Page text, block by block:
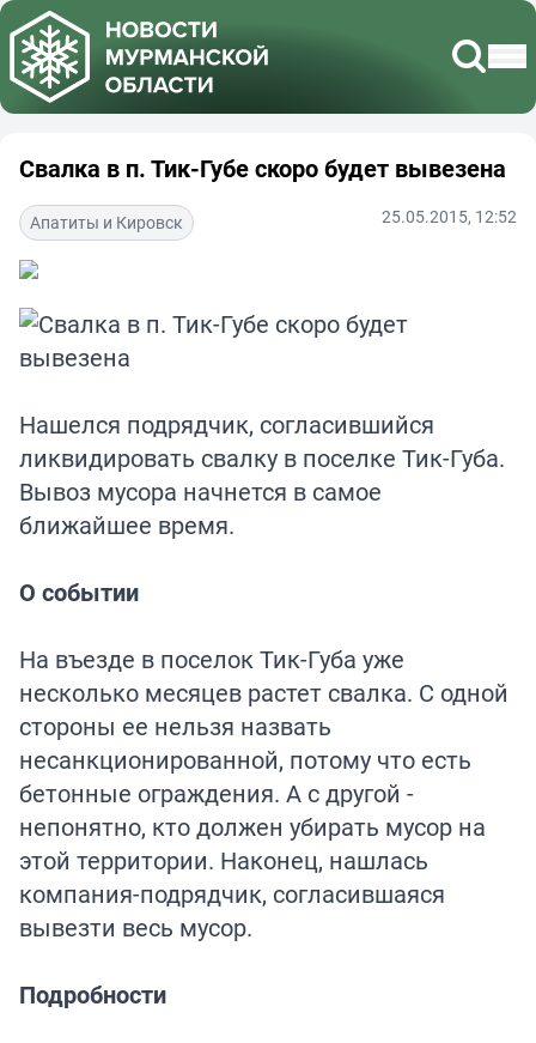
Свалка в п. Тик-Губе скоро будет вывезена
Апатиты и Кировск 25.05.2015, 12:52
Нашелся подрядчик, согласившийся
ликвидировать свалку в поселке Тик-Губа.
Вывоз мусора начнется в самое
ближайшее время.
О событии
На въезде в поселок Тик-Губа уже
несколько месяцев растет свалка. С одной
стороны ее нельзя назвать
несанкционированной, потому что есть
бетонные ограждения. А с другой -
непонятно, кто должен убирать мусор на
этой территории. Наконец, нашлась
компания-подрядчик, согласившаяся
вывезти весь мусор.
Подробности